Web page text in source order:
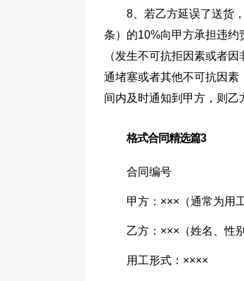
8、若乙方延误了送货
条）的10%向甲方承担违
（发生不可抗拒因素或者
通堵塞或者其他不可抗因
间内及时通知到甲方，则乙
格式合同精选篇3
合同编号
甲方：×××（通常为用
乙方：×××（姓名、性
用工形式：××××